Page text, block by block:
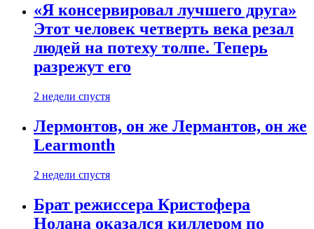
«Я консервировал лучшего друга»
Этот человек четверть века резал
людей на потеху толпе. Теперь
разрежут его
2 недели спустя
Лермонтов, он же Лермантов, он же
Learmonth
2 недели спустя
Брат режиссера Кристофера
Нолана оказался киллером по